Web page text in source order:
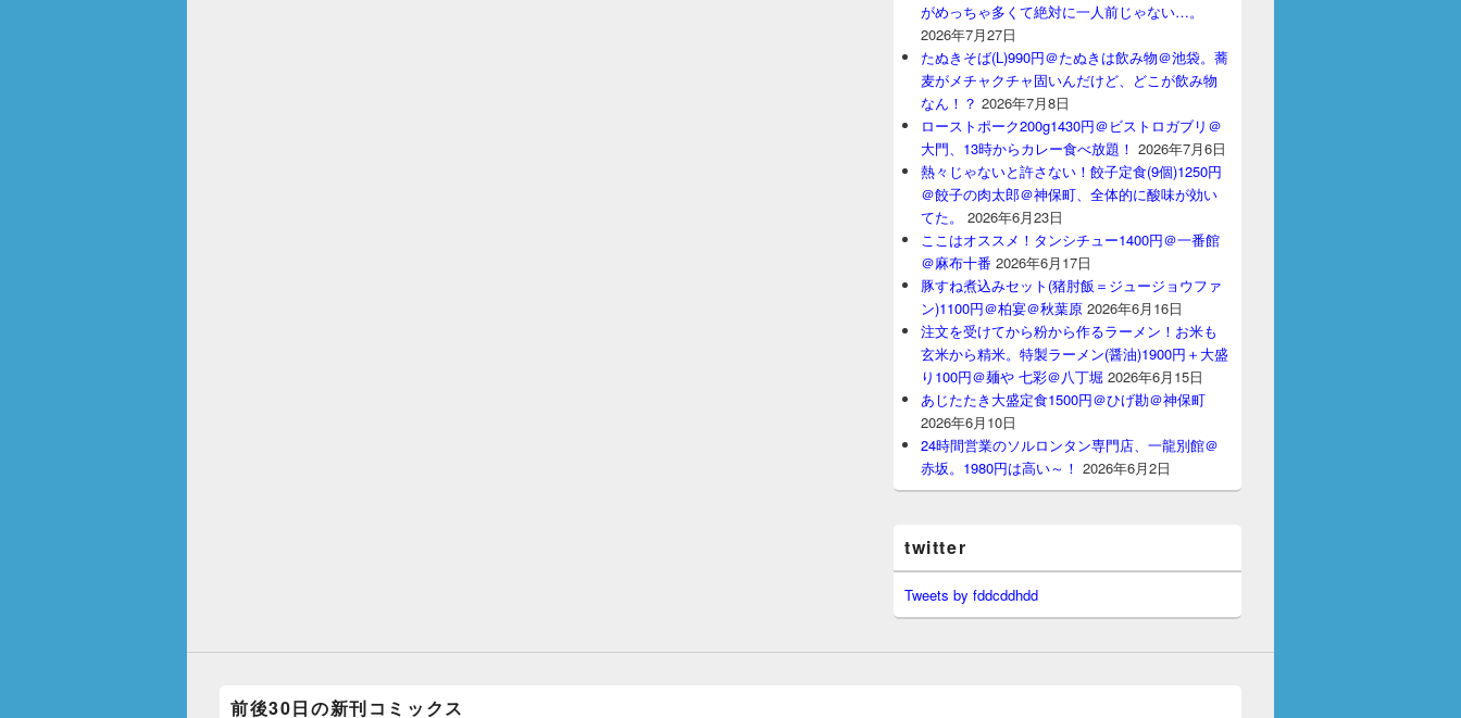
がめっちゃ多くて絶対に一人前じゃない…。
2026年7月27日
たぬきそば(L)990円＠たぬきは飲み物＠池袋。蕎
麦がメチャクチャ固いんだけど、どこが飲み物
なん！？ 2026年7月8日
ローストポーク200g1430円＠ビストロガブリ＠
大門、13時からカレー食べ放題！ 2026年7月6日
熱々じゃないと許さない！餃子定食(9個)1250円
＠餃子の肉太郎＠神保町、全体的に酸味が効い
てた。
2026年6月23日
ここはオススメ！タンシチュー1400円＠一番館
＠麻布十番 2026年6月17日
豚すね煮込みセット(猪肘飯＝ジュージョウファ
ン)1100円＠柏宴＠秋葉原 2026年6月16日
注文を受けてから粉から作るラーメン！お米も
玄米から精米。特製ラーメン(醤油)1900円＋大盛
り100円＠麺や 七彩＠八丁堀 2026年6月15日
あじたたき大盛定食1500円＠ひげ勘＠神保町
2026年6月10日
24時間営業のソルロンタン専門店、一龍別館＠
赤坂。1980円は高い～！ 2026年6月2日
twitter
Tweets by fddcddhdd
前後30日の新刊コミックス